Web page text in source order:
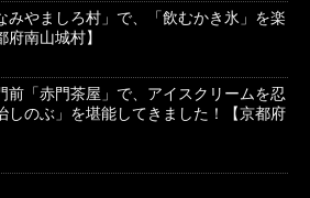
みやましろ村」で、「飲むかき氷」を楽
南山城村】
前「赤門茶屋」で、アイスクリームを忍
しのぶ」を堪能してきました！【京都府